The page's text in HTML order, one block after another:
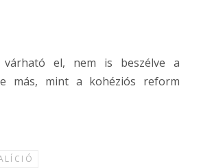
várható el, nem is beszélve a
más, mint a kohéziós reform